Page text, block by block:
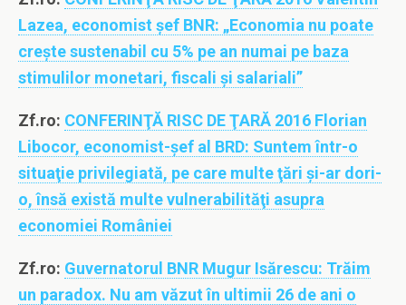
Lazea, economist şef BNR: „Economia nu poate
creşte sustenabil cu 5% pe an numai pe baza
stimulilor monetari, fiscali şi salariali”
Zf.ro: CONFERINŢĂ RISC DE ŢARĂ 2016 Florian
Libocor, economist-şef al BRD: Suntem într-o
situaţie privilegiată, pe care multe ţări şi-ar dori-
o, însă există multe vulnerabilităţi asupra
economiei României
Zf.ro: Guvernatorul BNR Mugur Isărescu: Trăim
un paradox. Nu am văzut în ultimii 26 de ani o